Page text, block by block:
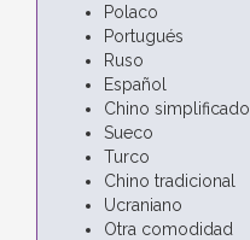
Polaco
Portugués
Ruso
Español
Chino simplificado
Sueco
Turco
Chino tradicional
Ucraniano
Otra comodidad